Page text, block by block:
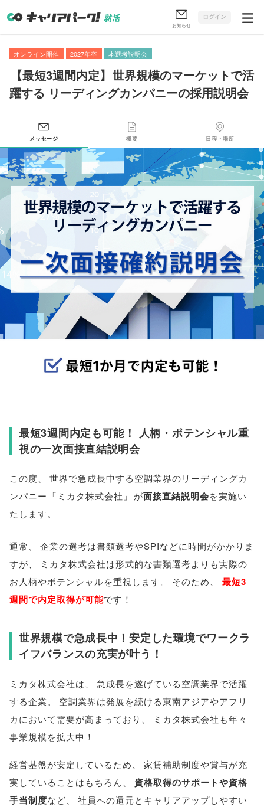
お知らせ
ログイン
オンライン開催 2027年卒 本選考説明会
【最短3週間内定】 世界規模のマーケットで活
躍する リーディングカンパニーの採用説明会
メッセージ 概要 日程・場所
最短3週間内定も可能！ 人柄・ポテンシャル重
視の一次面接直結説明会
この度、
世界で急成長中する空調業界のリーディングカ
ンパニー 「 ミカタ株式会社 」 が面接直結説明会を実施い
たします。
通常
企業の選考は書類選考やSPIなどに時間がかかりま
すが
ミカタ株式会社は形式的な書類選考よりも実際の
お人柄やポテンシャルを重視します。 そのため
最短3
週間で内定取得が可能です！
世界規模で急成長中！安定した環境でワークラ
イフバランスの充実が叶う！
ミカタ株式会社は
急成長を遂げている空調業界で活躍
する企業。
空調業界は発展を続ける東南アジアやアフリ
カにおいて需要が高まっており
ミカタ株式会社も年々
事業規模を拡大中！
経営基盤が安定しているため
家賃補助制度や賞与が充
実していることはもちろん
資格取得のサポートや資格
手当制度など
社員への還元とキャリアアップしやすい